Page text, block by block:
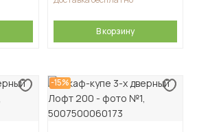
В корзину
-15%